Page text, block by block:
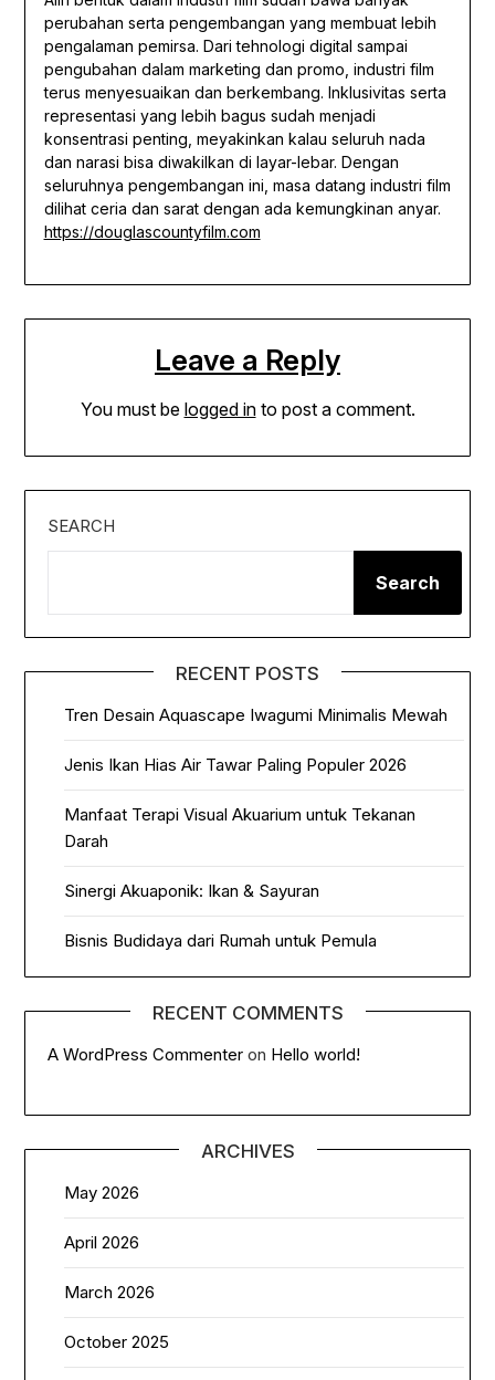
perubahan serta pengembangan yang membuat lebih
pengalaman pemirsa. Dari tehnologi digital sampai
pengubahan dalam marketing dan promo, industri film
terus menyesuaikan dan berkembang. Inklusivitas serta
representasi yang lebih bagus sudah menjadi
konsentrasi penting, meyakinkan kalau seluruh nada
dan narasi bisa diwakilkan di layar-lebar. Dengan
seluruhnya pengembangan ini, masa datang industri film
dilihat ceria dan sarat dengan ada kemungkinan anyar.
https://douglascountyfilm.com
Leave a Reply
You must be logged into post a comment.
SEARCH
Search
RECENT POSTS
Tren Desain Aquascape Iwagumi Minimalis Mewah
Jenis Ikan Hias Air Tawar Paling Populer 2026
Manfaat Terapi Visual Akuarium untuk Tekanan
Darah
Sinergi Akuaponik: Ikan & Sayuran
Bisnis Budidaya dari Rumah untuk Pemula
RECENT COMMENTS
A WordPress Commenter on Hello world!
ARCHIVES
May 2026
April 2026
March 2026
October 2025